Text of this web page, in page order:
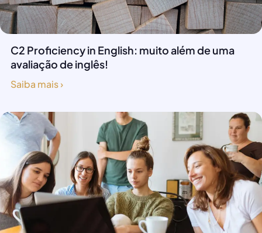
C2 Proficiency in English: muito além de uma
avaliação de inglês!
Saiba mais ›